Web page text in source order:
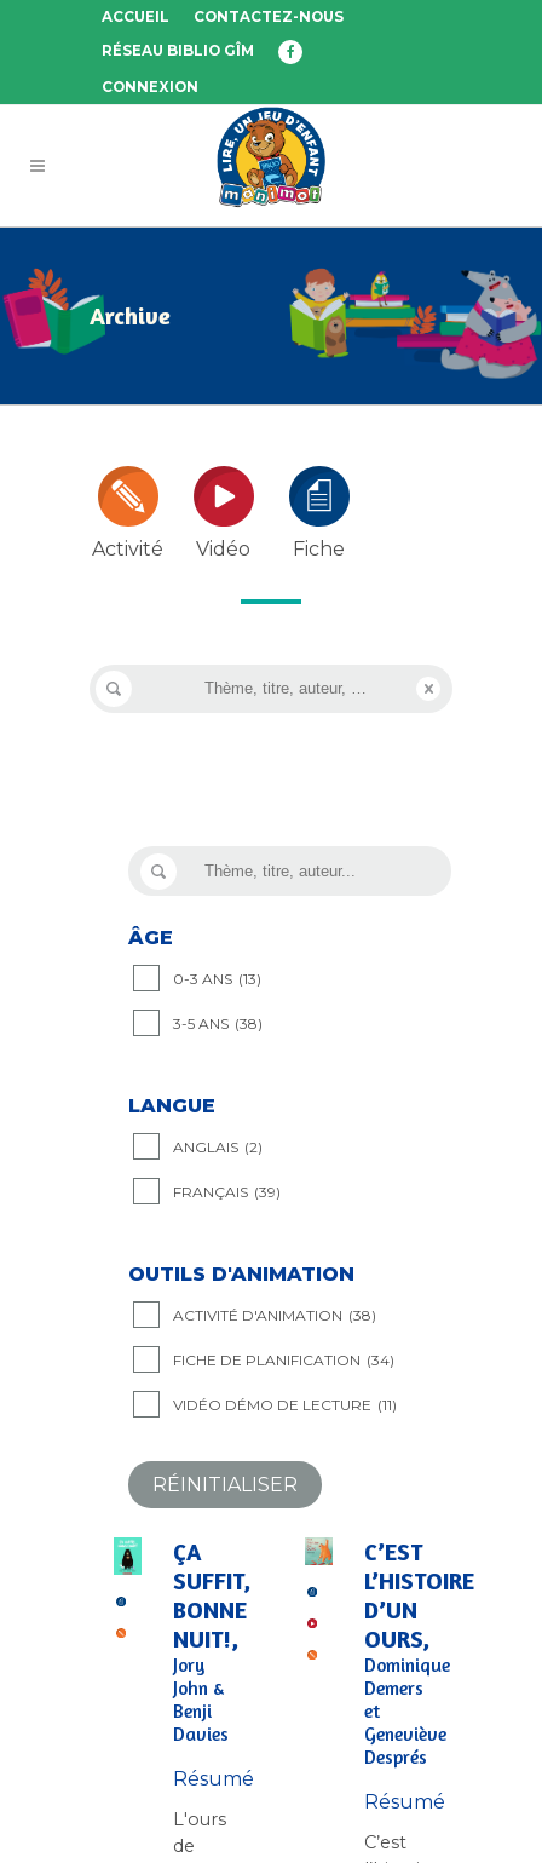
ACCUEIL
CONTACTEZ-NOUS
RÉSEAU BIBLIO GÎM
CONNEXION
Archive
Activité Vidéo Fiche
ÂGE
0-3 ANS (13)
3-5 ANS (38)
LANGUE
ANGLAIS (2)
FRANÇAIS (39)
OUTILS D'ANIMATION
ACTIVITÉ D'ANIMATION (38)
FICHE DE PLANIFICATION (34)
VIDÉO DÉMO DE LECTURE (11)
RÉINITIALISER
ÇA
SUFFIT,
BONNE
NUIT!,
Jory
John &
Benji
Davies
Résumé
L'ours
de
C’EST
L’HISTOIRE
D’UN
OURS,
Dominique
Demers
et
Geneviève
Després
Résumé
C’est